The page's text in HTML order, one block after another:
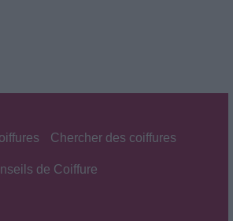
Chercher des coiffures
de Coiffure